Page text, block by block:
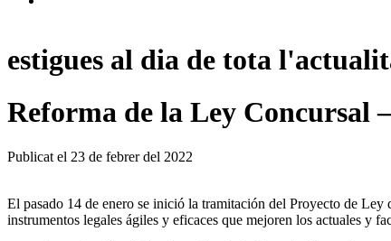
estigues al dia de tota
Reforma de la Ley Concursal
Publicat el 23 de febrer del 2022
El pasado 14 de enero se inició la tramitación del Proyecto de
instrumentos legales ágiles y eficaces que mejoren los actuales y